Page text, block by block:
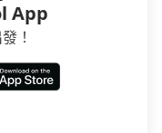
App
！